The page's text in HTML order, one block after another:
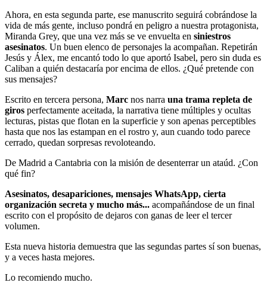
Ahora, en esta segunda parte, ese manuscrito seguirá cobrándose la
vida de más gente, incluso pondrá en peligro a nuestra protagonista,
Miranda Grey, que una vez más se ve envuelta en siniestros
asesinatos. Un buen elenco de personajes la acompañan. Repetirán
Jesús y Álex, me encantó todo lo que aportó Isabel, pero sin duda es
Caliban a quién destacaría por encima de ellos. ¿Qué pretende con
sus mensajes?
Escrito en tercera persona, Marc nos narra una trama repleta de
giros perfectamente aceitada, la narrativa tiene múltiples y ocultas
lecturas, pistas que flotan en la superficie y son apenas perceptibles
hasta que nos las estampan en el rostro y, aun cuando todo parece
cerrado, quedan sorpresas revoloteando.
De Madrid a Cantabria con la misión de desenterrar un ataúd. ¿Con
qué fin?
Asesinatos, desapariciones, mensajes WhatsApp, cierta
organización secreta y mucho más... acompañándose de un final
escrito con el propósito de dejaros con ganas de leer el tercer
volumen.
Esta nueva historia demuestra que las segundas partes sí son buenas,
y a veces hasta mejores.
Lo recomiendo mucho.